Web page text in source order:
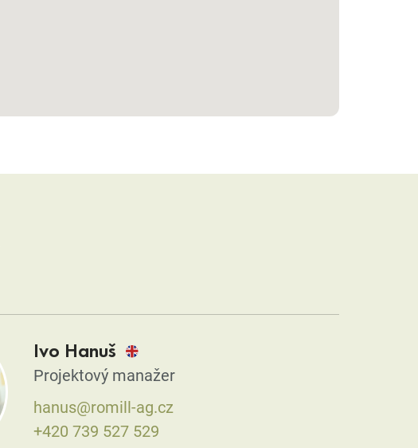
Ivo Hanuš
Projektový manažer
hanus@romill-ag.cz
+420 739 527 529